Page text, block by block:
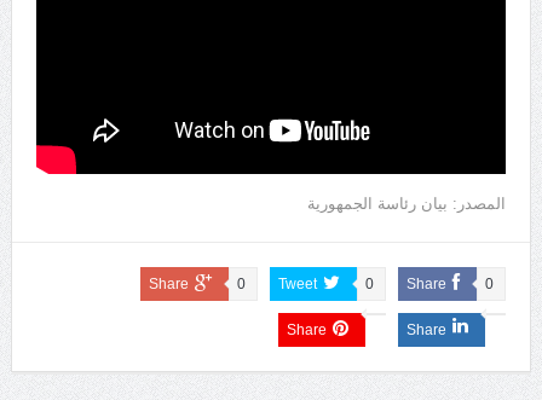
المصدر: بيان رئاسة الجمهورية
Share 0
Tweet 0
Share 0
Share
Share